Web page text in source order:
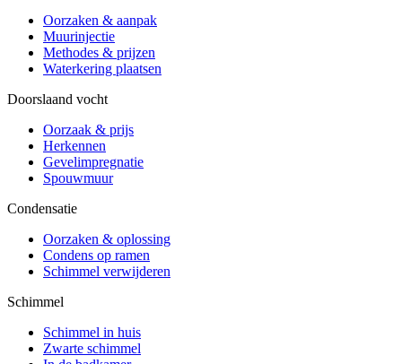
Oorzaken & aanpak
Muurinjectie
Methodes & prijzen
Waterkering plaatsen
Doorslaand vocht
Oorzaak & prijs
Herkennen
Gevelimpregnatie
Spouwmuur
Condensatie
Oorzaken & oplossing
Condens op ramen
Schimmel verwijderen
Schimmel
Schimmel in huis
Zwarte schimmel